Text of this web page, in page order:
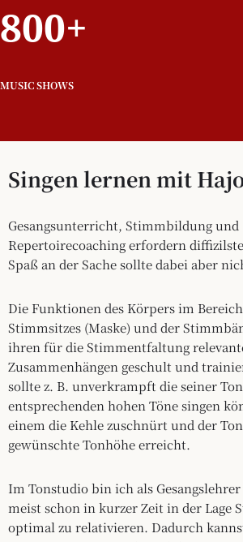
800+
MUSIC SHOWS
Singen lernen mit
Gesangsunterricht, Stimmbildung und
Repertoirecoaching erfordern
Spaß an der Sache sollte dabei aber
Die Funktionen des Körpers im
Stimmsitzes (Maske) und der
ihren für die Stimmentfaltung
Zusammenhängen geschult und
sollte z. B. unverkrampft die seiner
entsprechenden hohen Töne singen
einem die Kehle zuschnürt und der
gewünschte Tonhöhe erreicht.
Im Tonstudio bin ich als Gesangslehrer
meist schon in kurzer Zeit in der Lage
optimal zu relativieren. Dadurch